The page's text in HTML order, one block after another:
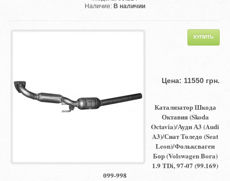
Наличие: В наличии
Цена: 11550 грн.
Катализатор Шкода
Октавия (Skoda
Octavia)/Ауди А3 (Audi
A3)/Сиат Толедо (Seat
Leon)/Фольксваген
Бор (Volswagen Bora)
1.9 TDi, 97-07 (99.169)
099-998